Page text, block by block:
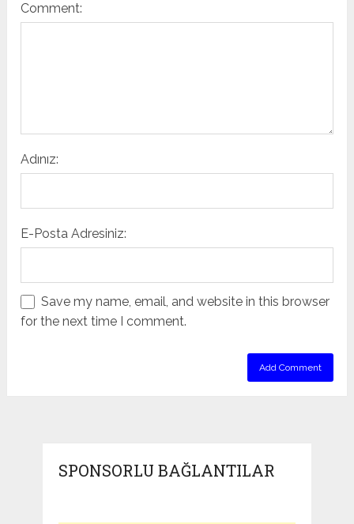
Comment:
Adınız:
E-Posta Adresiniz:
Save my name, email, and website in this browser
for the next time I comment.
SPONSORLU BAĞLANTILAR